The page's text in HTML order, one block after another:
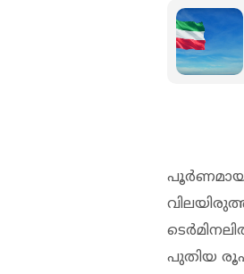
പൂര്‍ണമായ
പുതിയ